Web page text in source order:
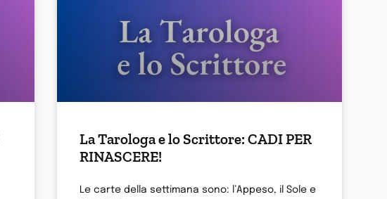
La Tarologa e lo Scrittore: CADI PER
RINASCERE!
Le carte della settimana sono: l’Appeso, il Sole e